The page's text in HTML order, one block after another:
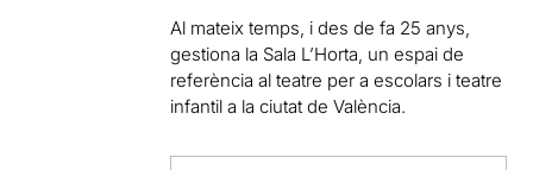
Al mateix temps, i des de fa 25 anys,
gestiona la Sala L’Horta, un espai de
referència al teatre per a escolars i teatre
infantil a la ciutat de València.